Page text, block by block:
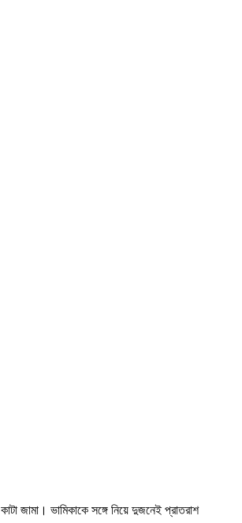
জামা। ভামিকাকে সঙ্গে নিয়ে দুজনেই প্রাতরাশ